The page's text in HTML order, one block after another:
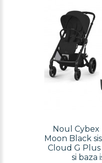
Noul Cybex
Moon Black
Cloud G Plus
si baza